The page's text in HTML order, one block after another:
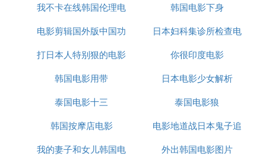
戣︿滑鎶婃敞鎰忓姏閮介泦涓鍒颁簡瀵绘壘瀹氱姜璇
佹嵁涓婏紝鑰屽繝娴╁垯鍙戣獡瑕佹晳鍥炵編鐝嶃
鍦ㄩ煩鍥界數褰便婇嚋灞辫屻嬮噷锛岄┈涓滈敗楗版
紨灏氬崕锛堝肮鐩稿崕锛夛紝灏圭浉鍗庡彧鏄涓瑙掕
壊鍚嶅瓧锛岃屼笖鍥犱负缈昏瘧涓嶅悓澶у氭暟缈昏
瘧鎴愬皻鍗庛
椹涓滈敗锛屽師鍚嶆潕涓滈敗锛1971骞3鏈1鏃ュ嚭
椹涓滈敗锛19宀佺Щ姘戠編鍥斤紝29宀佽浆鎶曡〃婕
旓紝30宀佸嚭閬撱
我不卡在线韩国伦理电
影
韩国电影下身
电影剪辑国外版中国功
夫
日本妇科集诊所检查电
影
打日本人特别狠的电影
你很印度电影
韩国电影用带
日本电影少女解析
泰国电影十三
泰国电影狼
韩国按摩店电影
电影地道战日本鬼子追
老钟的伴奏
我的妻子和女儿韩国电
外出韩国电影图片